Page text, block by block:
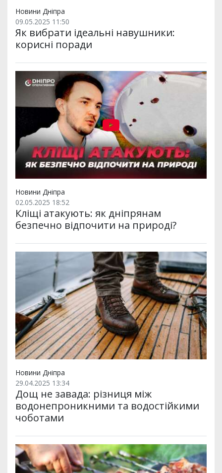
Новини Дніпра
09.05.2025 11:50
Як вибрати iдеальнi навушники:
кориснi поради
Новини Дніпра
02.05.2025 18:52
Кліщі атакують: як дніпрянам
безпечно відпочити на природі?
Новини Дніпра
29.04.2025 13:34
Дощ не завада: різниця між
водонепроникними та водостійкими
чоботами